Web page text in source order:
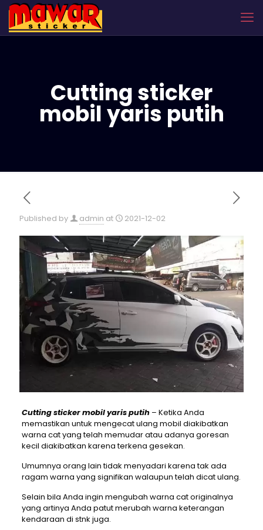
Cutting sticker
mobil yaris putih
Published by admin at 2021-12-02
Cutting sticker mobil yaris putih– Ketika Anda
memastikan untuk mengecat ulang mobil diakibatkan
warna cat yang telah memudar atau adanya goresan
kecil diakibatkan karena terkena gesekan.
Umumnya orang lain tidak menyadari karena tak ada
ragam warna yang signifikan walaupun telah dicat ulang.
Selain bila Anda ingin mengubah warna cat originalnya
yang artinya Anda patut merubah warna keterangan
kendaraan di stnk juga.